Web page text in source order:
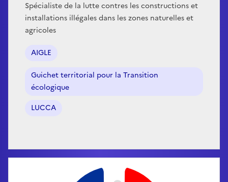
Spécialiste de la lutte contres les constructions et
installations illégales dans les zones naturelles et
agricoles
AIGLE
Guichet territorial pour la Transition
écologique
LUCCA